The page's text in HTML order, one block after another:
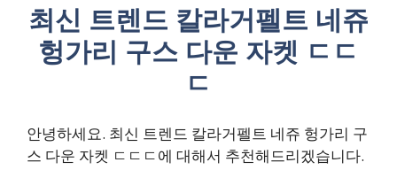
최신 트렌드 칼라거펠트 네쥬
헝가리 구스 다운 자켓 ㄷㄷ
ㄷ
안녕하세요. 최신 트렌드 칼라거펠트 네쥬 헝가리 구
스 다운 자켓 ㄷㄷㄷ에 대해서 추천해드리겠습니다.